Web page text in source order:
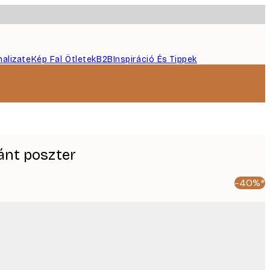
Kép Fal ÖtletekB2BInspiráció És Tippek
poszter
-40%*